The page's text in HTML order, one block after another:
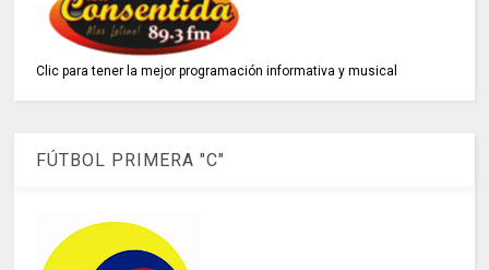
Clic para tener la mejor programación informativa y musical
FÚTBOL PRIMERA "C"